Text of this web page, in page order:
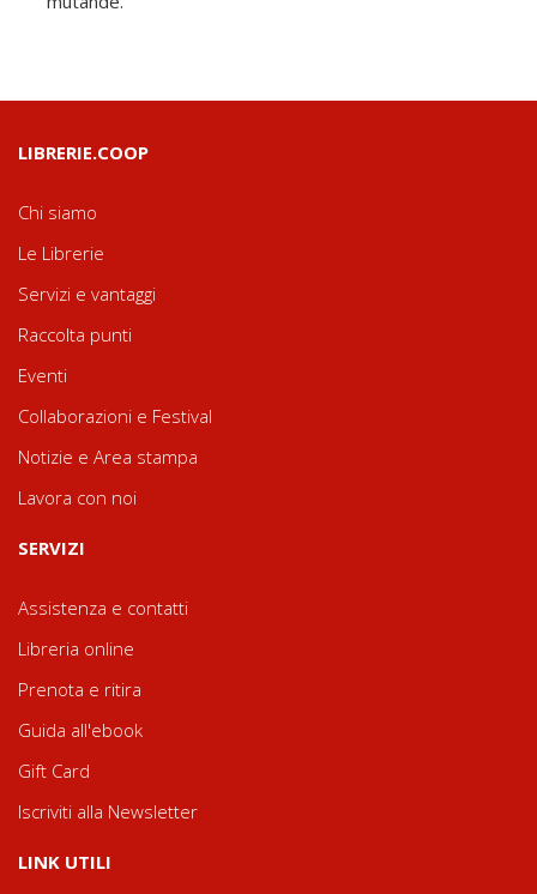
LIBRERIE.COOP
Chi siamo
Le Librerie
Servizi e vantaggi
Raccolta punti
Eventi
Collaborazioni e Festival
Notizie e Area stampa
Lavora con noi
SERVIZI
Assistenza e contatti
Libreria online
Prenota e ritira
Guida all'ebook
Gift Card
Iscriviti alla Newsletter
LINK UTILI